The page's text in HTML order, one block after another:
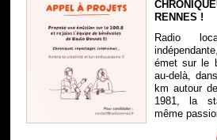
RENNES !
Radio
émet sur le
au-delà,
km autour
1981, la
même